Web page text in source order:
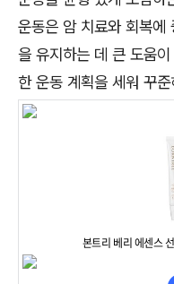
운동은 암 치료와 회복에
을 유지하는 데 큰 도움
한 운동 계획을 세워 꾸